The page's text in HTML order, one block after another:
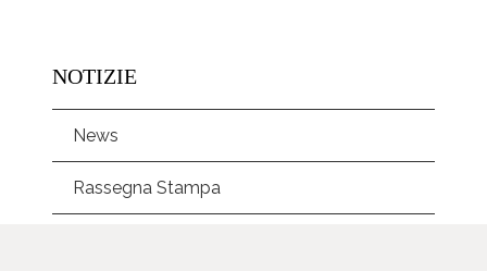
NOTIZIE
News
Rassegna Stampa